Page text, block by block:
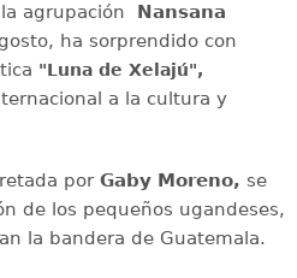
agrupación Nansana
ha sorprendido con
"Luna de Xelajú",
a la cultura y
por Gaby Moreno, se
de los pequeños ugandeses,
la bandera de Guatemala.